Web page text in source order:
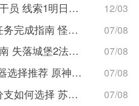
线索1明日方舟对应哪些干员 线索1明日方舟对应干员大全 12/03
怪物猎人旅人委托狩猎任务完成指南 怪物猎人旅人委托狩猎任务攻略 07/08
失落城堡2法师塔解锁指南 失落城堡2法师塔怎么解锁 07/08
原神6.7版本八重神子武器选择推荐 原神6.7版本八重神子武器怎么选择 07/08
苏丹的游戏法里斯剧情分支如何选择 苏丹的游戏法里斯剧情分支选择攻略 07/08